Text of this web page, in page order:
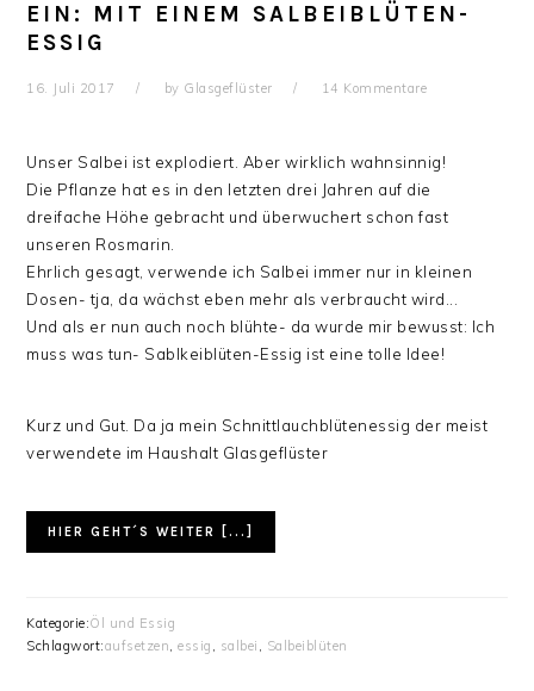
EIN: MIT EINEM SALBEIBLÜTEN-
ESSIG
16. Juli 2017 by Glasgeflüster 14 Kommentare
Unser Salbei ist explodiert. Aber wirklich wahnsinnig!
Die Pflanze hat es in den letzten drei Jahren auf die
dreifache Höhe gebracht und überwuchert schon fast
unseren Rosmarin.
Ehrlich gesagt, verwende ich Salbei immer nur in kleinen
Dosen- tja, da wächst eben mehr als verbraucht wird...
Und als er nun auch noch blühte- da wurde mir bewusst: Ich
muss was tun- Sablkeiblüten-Essig ist eine tolle Idee!
Kurz und Gut. Da ja mein Schnittlauchblütenessig der meist
verwendete im Haushalt Glasgeflüster
HIER GEHT´S WEITER [...]
Kategorie:Öl und Essig
Schlagwort:aufsetzen,essig , salbei , Salbeiblüten